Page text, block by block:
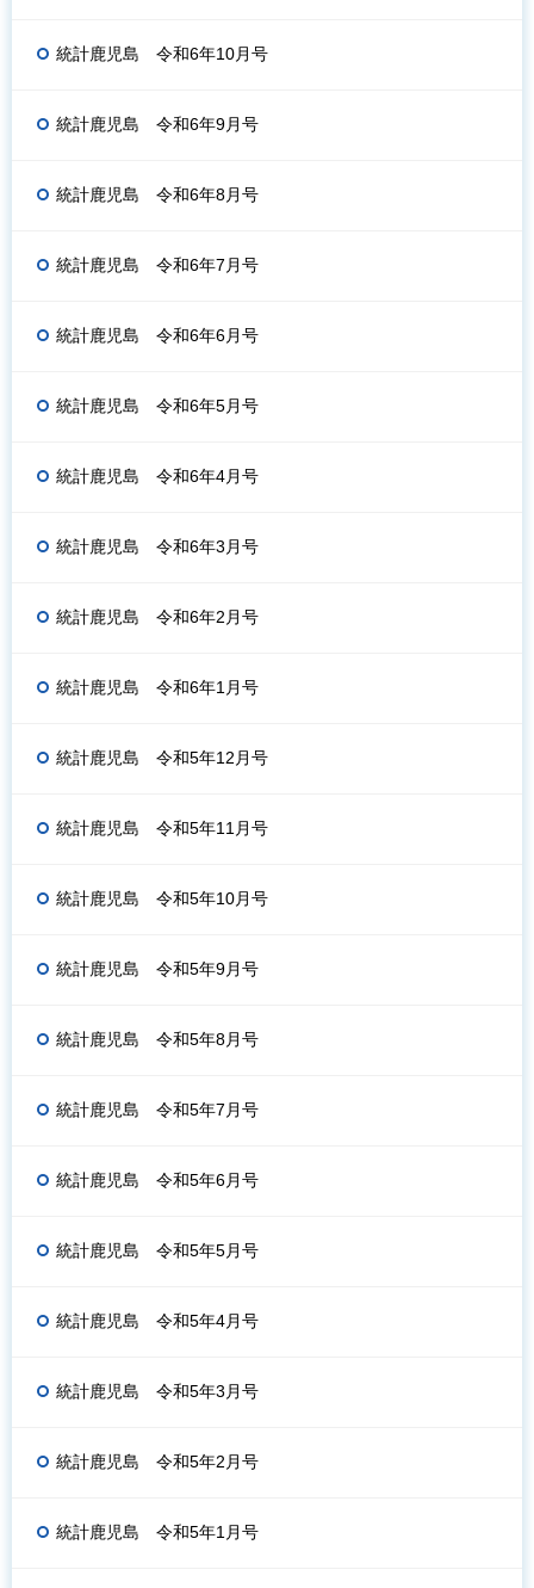
統計鹿児島 令和6年10月号
統計鹿児島 令和6年9月号
統計鹿児島 令和6年8月号
統計鹿児島 令和6年7月号
統計鹿児島 令和6年6月号
統計鹿児島 令和6年5月号
統計鹿児島 令和6年4月号
統計鹿児島 令和6年3月号
統計鹿児島 令和6年2月号
統計鹿児島 令和6年1月号
統計鹿児島 令和5年12月号
統計鹿児島 令和5年11月号
統計鹿児島 令和5年10月号
統計鹿児島 令和5年9月号
統計鹿児島 令和5年8月号
統計鹿児島 令和5年7月号
統計鹿児島 令和5年6月号
統計鹿児島 令和5年5月号
統計鹿児島 令和5年4月号
統計鹿児島 令和5年3月号
統計鹿児島 令和5年2月号
統計鹿児島 令和5年1月号